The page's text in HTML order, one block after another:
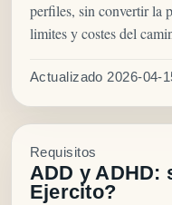
perfiles, sin convertir la
limites y costes del
Actualizado 2026-04-
Requisitos
ADD y ADHD:
Ejercito?